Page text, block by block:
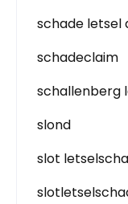
schade letsel
schadeclaim
schallenberg
slond
slot